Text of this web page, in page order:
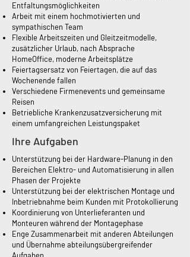
Entfaltungsmöglichkeiten
Arbeit mit einem hochmotivierten und
sympathischen Team
Flexible Arbeitszeiten und Gleitzeitmodelle,
zusätzlicher Urlaub, nach Absprache
HomeOffice, moderne Arbeitsplätze
Feiertagsersatz von Feiertagen, die auf das
Wochenende fallen
Verschiedene Firmenevents und gemeinsame
Reisen
Betriebliche Krankenzusatzversicherung mit
einem umfangreichen Leistungspaket
Ihre Aufgaben
Unterstützung bei der Hardware-Planung in den
Bereichen Elektro- und Automatisierung in allen
Phasen der Projekte
Unterstützung bei der elektrischen Montage und
Inbetriebnahme beim Kunden mit Protokollierung
Koordinierung von Unterlieferanten und
Monteuren während der Montagephase
Enge Zusammenarbeit mit anderen Abteilungen
und Übernahme abteilungsübergreifender